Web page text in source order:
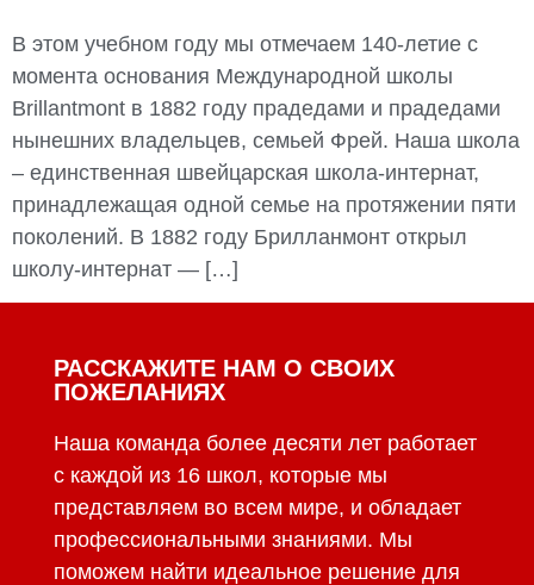
В этом учебном году мы отмечаем 140-летие с
момента основания Международной школы
Brillantmont в 1882 году прадедами и прадедами
нынешних владельцев, семьей Фрей. Наша школа
– единственная швейцарская школа-интернат,
принадлежащая одной семье на протяжении пяти
поколений. В 1882 году Брилланмонт открыл
школу-интернат — […]
РАССКАЖИТЕ НАМ О СВОИХ
ПОЖЕЛАНИЯХ
Наша команда более десяти лет работает
с каждой из 16 школ, которые мы
представляем во всем мире, и обладает
профессиональными знаниями. Мы
поможем найти идеальное решение для